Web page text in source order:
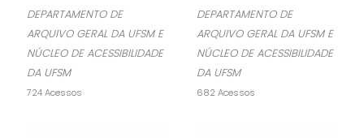
DEPARTAMENTO DE
ARQUIVO GERAL DA UFSM E
NÚCLEO DE ACESSIBILIDADE
DA UFSM
724 Acessos
DEPARTAMENTO DE
ARQUIVO GERAL DA UFSM E
NÚCLEO DE ACESSIBILIDADE
DA UFSM
682 Acessos